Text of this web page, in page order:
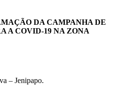
DA CAMPANHA DE
A COVID-19 NA ZONA
– Jenipapo.